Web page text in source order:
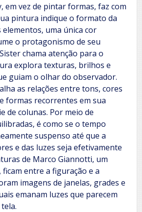
em vez de pintar formas, faz com
pintura indique o formato da
elementos, uma única cor
o protagonismo de seu
chama atenção para o
explora texturas, brilhos e
guiam o olhar do observador.
as relações entre tons, cores
formas recorrentes em sua
de colunas. Por meio de
é como se o tempo
suspenso até que a
e das luzes seja efetivamente
de Marco Giannotti, um
entre a figuração e a
imagens de janelas, grades e
emanam luzes que parecem